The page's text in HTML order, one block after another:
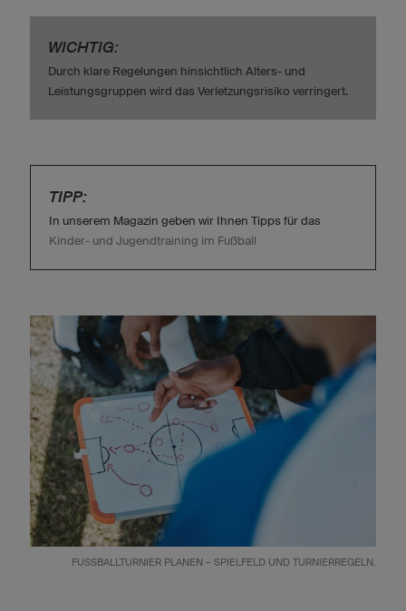
WICHTIG:
Durch klare Regelungen hinsichtlich Alters- und
Leistungsgruppen wird das Verletzungsrisiko verringert.
TIPP:
In unserem Magazin geben wir Ihnen Tipps für das
Kinder- und Jugendtraining im Fußball
FUSSBALLTURNIER PLANEN – SPIELFELD UND TURNIERREGELN.